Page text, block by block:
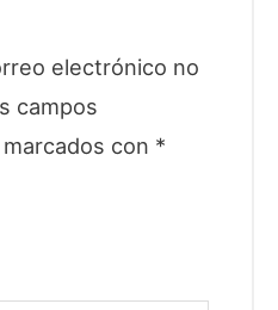
electrónico no
campos
con *